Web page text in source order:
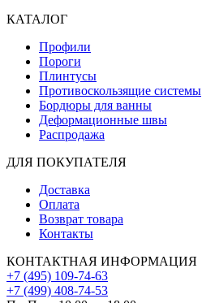
КАТАЛОГ
Профили
Пороги
Плинтусы
Противоскользящие системы
Бордюры для ванны
Деформационные швы
Распродажа
ДЛЯ ПОКУПАТЕЛЯ
Доставка
Оплата
Возврат товара
Контакты
КОНТАКТНАЯ ИНФОРМАЦИЯ
+7 (495) 109-74-63
+7 (499) 408-74-53